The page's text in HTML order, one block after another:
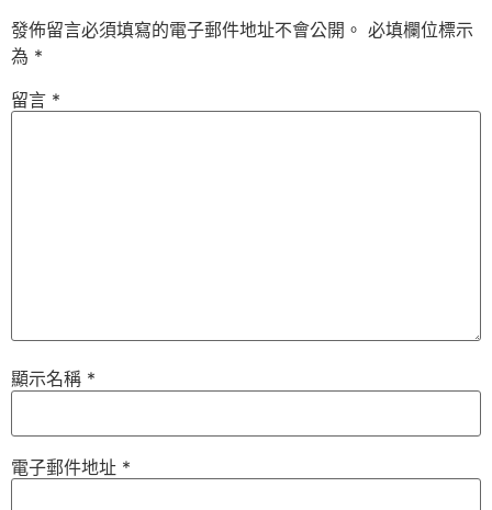
發佈留言必須填寫的電子郵件地址不會公開。 必填欄位標示
為 *
留言 *
顯示名稱 *
電子郵件地址 *